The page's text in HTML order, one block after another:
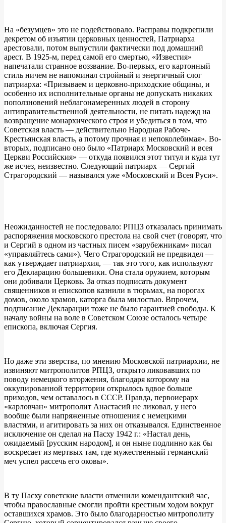
На «безумцев» это не подействовало. Расправы подкрепили
декретом об изъятии церковных ценностей, Патриарха
арестовали, потом выпустили фактически под домашний
арест. В 1925-м, перед самой его смертью, «Известия»
напечатали странное воззвание. Во-первых, его картонный
стиль ничем не напоминал стройный и энергичный слог
патриарха: «Призываем и церковно-приходские общины, и
особенно их исполнительные органы не допускать никаких
поползновений неблагонамеренных людей в сторону
антиправительственной деятельности, не питать надежд на
возвращение монархического строя и убедиться в том, что
Советская власть — действительно Народная Рабоче-
Крестьянская власть, а потому прочная и непоколебимая». Во-
вторых, подписано оно было «Патриарх Московский и всея
Церкви Российския» — откуда появился этот титул и куда тут
же исчез, неизвестно. Следующий патриарх — Сергий
Страгородский — назывался уже «Московский и Всея Руси».
Неожиданностей не последовало: РПЦЗ отказалась принимать
распоряжения московского престола на свой счет (говорят, что
и Сергий в одном из частных писем «зарубежникам» писал
«управляйтесь сами»). Чего Страгородский не предвидел —
как утверждает патриархия, — так это того, как используют
его Декларацию большевики. Она стала оружием, которым
они добивали Церковь. За отказ подписать документ
священников и епископов казнили в тюрьмах, на порогах
домов, около храмов, каторга была милостью. Впрочем,
подписание Декларации тоже не было гарантией свободы. К
началу войны на воле в Советском Союзе осталось четыре
епископа, включая Сергия.
Но даже эти зверства, по мнению Московской патриархии, не
извиняют митрополитов РПЦЗ, открыто ликовавших по
поводу немецкого вторжения, благодаря которому на
оккупированной территории открылось вдвое больше
приходов, чем оставалось в СССР. Правда, первоиерарх
«карловчан» митрополит Анастасий не ликовал, у него
вообще были напряженные отношения с немецкими
властями, и агитировать за них он отказывался. Единственное
исключение он сделал на Пасху 1942 г.: «Настал день,
ожидаемый [русским народом], и он ныне подлинно как бы
воскресает из мертвых там, где мужественный германский
меч успел рассечь его оковы».
В ту Пасху советские власти отменили комендантский час,
чтобы православные смогли пройти крестным ходом вокруг
оставшихся храмов. Это было благодарностью митрополиту